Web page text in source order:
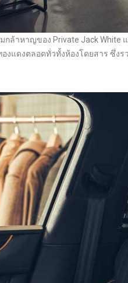
กล้าหาญของ Private Jack White
องแดงตลอดทั่วทั้งห้องโดยสาร ซึ่